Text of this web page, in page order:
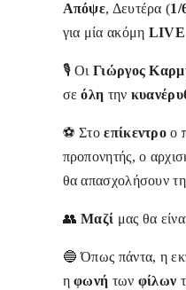
Απόψε, Δευτέρα (1/
για μία ακόμη
🎙 Οι Γιώργος
σεόλη την
⚽️ Στοεπίκεντροο
προπονητής, ο
θα απασχολήσουν
👥️Μαζί μας θα
🔵 Όπως πάντα, η
ηφωνή των φίλων